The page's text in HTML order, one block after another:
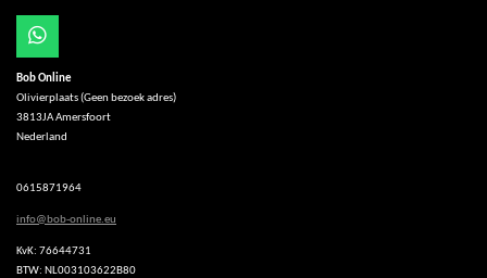
W
h
a
t
s
A
p
Bob Online
Olivierplaats (Geen bezoek adres)
3813JA Amersfoort
Nederland
0615871964
info@bob-online.eu
KvK: 76644731
BTW: NL003103622B80